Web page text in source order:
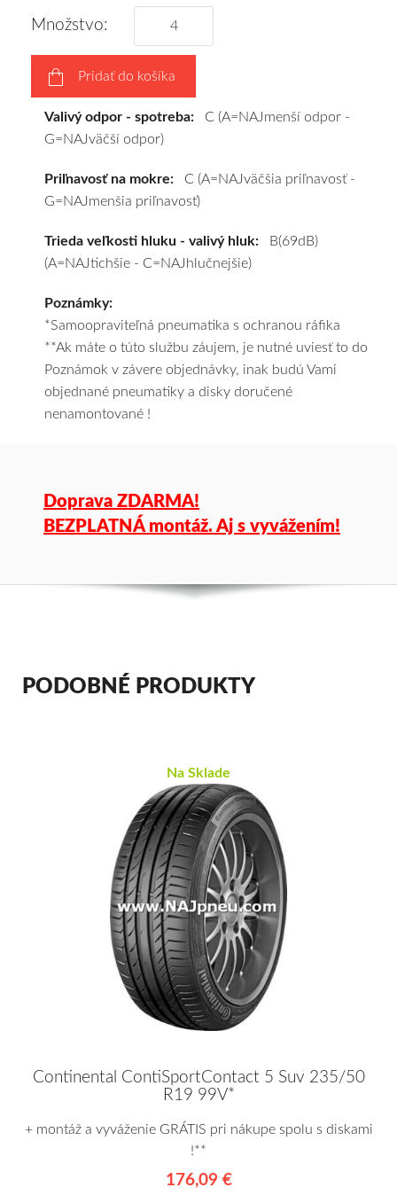
pneumatiky
obujeme
na
disky
podľa
pošleme
zadarmo.
Množstvo:
Pridať do košíka
Valivý odpor - spotreba: C (A=NAJmenší odpor -
G=NAJväčší odpor)
Priľnavosť na mokre: C (A=NAJväčšia priľnavosť -
G=NAJmenšia priľnavosť)
Trieda veľkosti hluku - valivý hluk: B(69dB)
(A=NAJtichšie - C=NAJhlučnejšie)
Poznámky:
*Samoopraviteľná pneumatika s ochranou ráfika
**Ak máte o túto službu záujem, je nutné uviesť to do
Poznámok v závere objednávky, inak budú Vami
objednané pneumatiky a disky doručené
nenamontované !
Doprava ZDARMA!
BEZPLATNÁ montáž. Aj s vyvážením!
PODOBNÉ PRODUKTY
Na Sklade
Continental ContiSportContact 5 Suv 235/50
R19 99V*
+ montáž a vyváženie GRÁTIS pri nákupe spolu s diskami
!**
176,09 €